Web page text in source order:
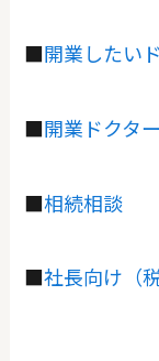
■開業したい
■開業ドクタ
■相続相談
■社長向け（